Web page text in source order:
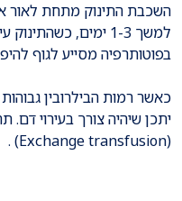
למשך 1-3 ימים,
בפוטותרפיה מסייע לגוף
כאשר רמות הבילרובין
יתכן שיהיה צורך בעירוי
(Exchange transfusion) .